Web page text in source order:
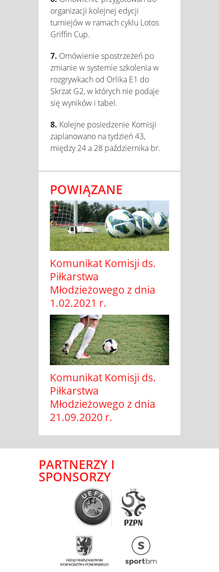
organizacji kolejnej edycji
turniejów w ramach cyklu Lotos
Griffin Cup.
7. Omówienie spostrzeżeń po
zmianie w systemie szkolenia w
rozgrywkach od Orlika E1 do
Skrzat G2, w których nie podaje
się wyników i tabel.
8. Kolejne posiedzenie Komisji
zaplanowano na tydzień 43,
między 24 a 28 października br.
POWIĄZANE
Komunikat Komisji ds.
Piłkarstwa
Młodzieżowego z dnia
1.02.2021 r.
Komunikat Komisji ds.
Piłkarstwa
Młodzieżowego z dnia
21.09.2020 r.
PARTNERZY I
SPONSORZY